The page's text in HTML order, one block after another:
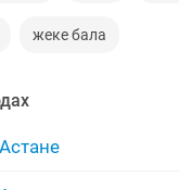
жеке бала